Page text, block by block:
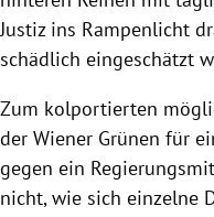
Justiz ins Rampenlicht
schädlich eingeschätzt
Zum kolportierten
der Wiener Grünen für
gegen ein
nicht, wie sich einzelne